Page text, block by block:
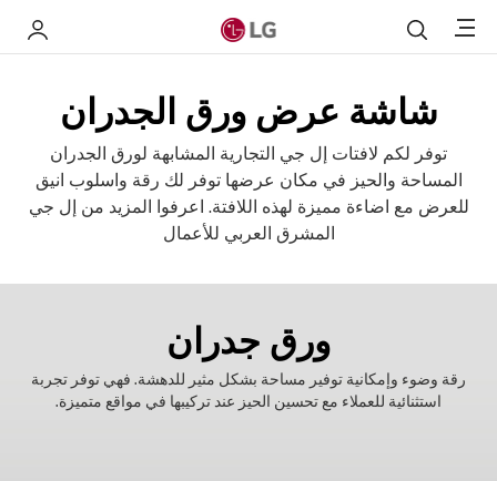
Menu
شاشة عرض ورق الجدران
توفر لكم لافتات إل جي التجارية المشابهة لورق الجدران
المساحة والحيز في مكان عرضها توفر لك رقة واسلوب انيق
للعرض مع اضاءة مميزة لهذه اللافتة. اعرفوا المزيد من إل جي
المشرق العربي للأعمال
ورق جدران
رقة وضوء وإمكانية توفير مساحة بشكل مثير للدهشة. فهي توفر تجربة
استثنائية للعملاء مع تحسين الحيز عند تركيبها في مواقع متميزة.